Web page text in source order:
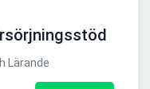
Lärande